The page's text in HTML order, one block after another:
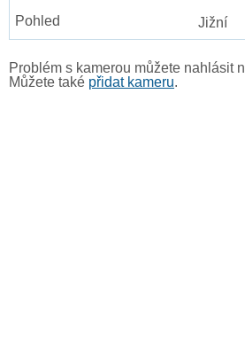
Jižní
Problém s kamerou můžete nahlásit
Můžete také přidat kameru.